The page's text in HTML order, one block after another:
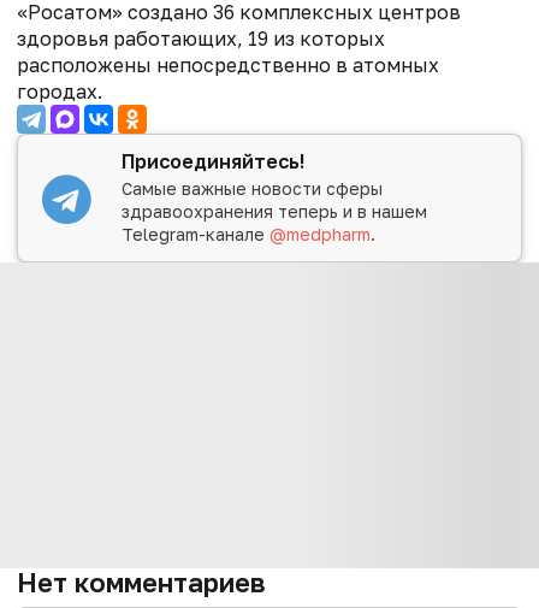
«Росатом» создано 36 комплексных центров
здоровья работающих, 19 из которых
расположены непосредственно в атомных
городах.
Присоединяйтесь!
Самые важные новости сферы
здравоохранения теперь и в нашем
Telegram-канале@medpharm.
Нет комментариев